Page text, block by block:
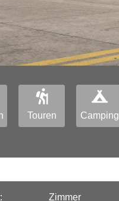
Touren Camping
Zimmer